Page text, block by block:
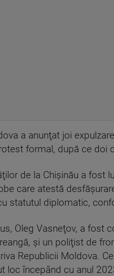
a anunţat joi
formal, după ce doi
de la Chişinău a fost
care atestă
statutul diplomatic,
Oleg Vasneţov, a fost
şi un poliţist de
Republicii Moldova.
loc începând cu anul